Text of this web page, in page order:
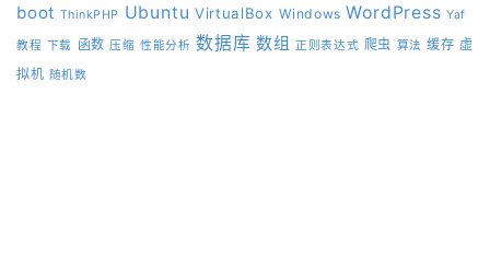
boot ThinkPHP Ubuntu VirtualBox Windows WordPress Yaf
教程 下载 函数 压缩 性能分析 数据库 数组 正则表达式 爬虫 算法 缓存 虚
拟机 随机数